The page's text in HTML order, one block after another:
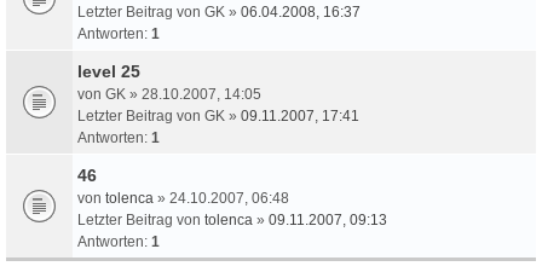
Letzter Beitrag von GK » 06.04.2008, 16:37
Antworten: 1
level 25
von GK » 28.10.2007, 14:05
Letzter Beitrag von GK » 09.11.2007, 17:41
Antworten: 1
46
von tolenca » 24.10.2007, 06:48
Letzter Beitrag von tolenca » 09.11.2007, 09:13
Antworten: 1